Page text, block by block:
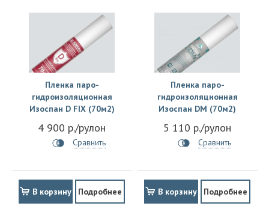
Пленка паро-
гидроизоляционная
Изоспан D FIX (70м2)
4 900 р./рулон
Сравнить
В корзину Подробнее
Пленка паро-
гидроизоляционная
Изоспан DM (70м2)
5 110 р./рулон
Сравнить
В корзину Подробнее